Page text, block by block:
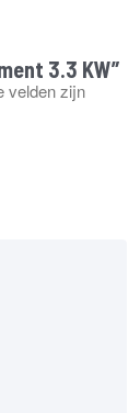
3.3 KW”
velden zijn